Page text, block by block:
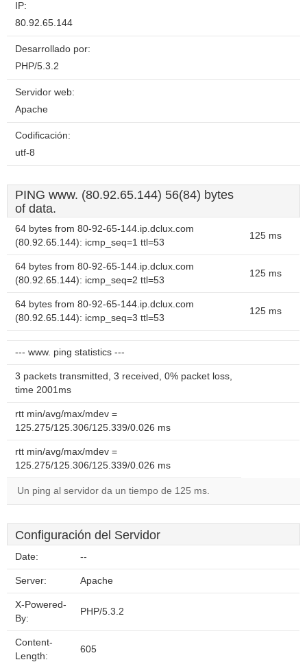
IP:
80.92.65.144
Desarrollado por:
PHP/5.3.2
Servidor web:
Apache
Codificación:
utf-8
PING www. (80.92.65.144) 56(84) bytes
of data.
64 bytes from 80-92-65-144.ip.dclux.com
(80.92.65.144): icmp_seq=1 ttl=53
125 ms
64 bytes from 80-92-65-144.ip.dclux.com
(80.92.65.144): icmp_seq=2 ttl=53
125 ms
64 bytes from 80-92-65-144.ip.dclux.com
(80.92.65.144): icmp_seq=3 ttl=53
125 ms
--- www. ping statistics ---
3 packets transmitted, 3 received, 0% packet loss,
time 2001ms
rtt min/avg/max/mdev =
125.275/125.306/125.339/0.026 ms
rtt min/avg/max/mdev =
125.275/125.306/125.339/0.026 ms
Un ping al servidor da un tiempo de 125 ms.
Configuración del Servidor
Date: --
Server: Apache
X-Powered-
By:
PHP/5.3.2
Content-
Length:
605